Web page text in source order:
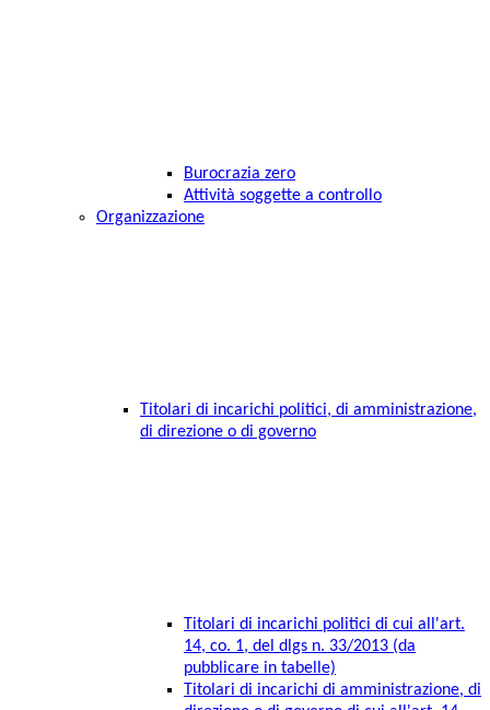
Burocrazia zero
Attività soggette a controllo
Organizzazione
Titolari di incarichi politici, di amministrazione,
di direzione o di governo
Titolari di incarichi politici di cui all'art.
14, co. 1, del dlgs n. 33/2013 (da
pubblicare in tabelle)
Titolari di incarichi di amministrazione, di